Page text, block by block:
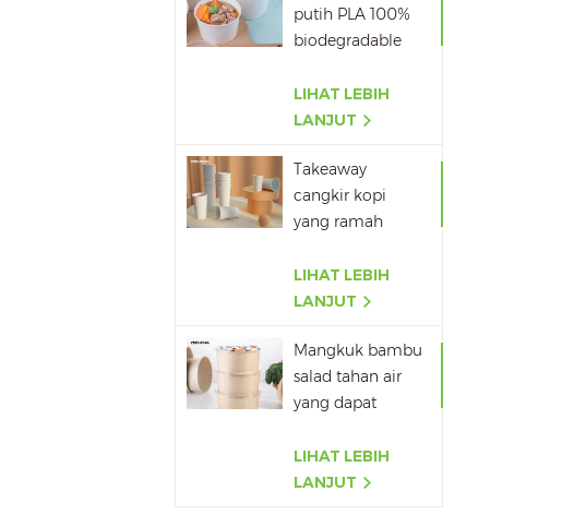
putih PLA 100%
biodegradable
LIHAT LEBIH
LANJUT
Takeaway
cangkir kopi
yang ramah
Grosir
LIHAT LEBIH
LANJUT
Mangkuk bambu
salad tahan air
yang dapat
hayati
LIHAT LEBIH
LANJUT